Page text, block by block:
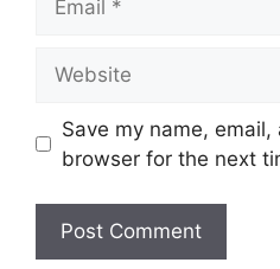
Save my name,
browser for the next